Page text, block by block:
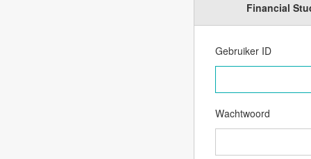
Financial
Gebruiker ID
Wachtwoord